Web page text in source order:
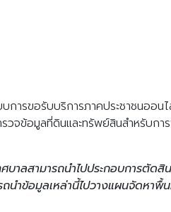
ารขอรับบริการภาคประชาชนออน
วจข้อมูลที่ดินและทรัพย์สินสำหรับก
บาลสามารถนำไปประกอบการตัด
ำข้อมูลเหล่านี้ไปวางแผนจัดหาพื้